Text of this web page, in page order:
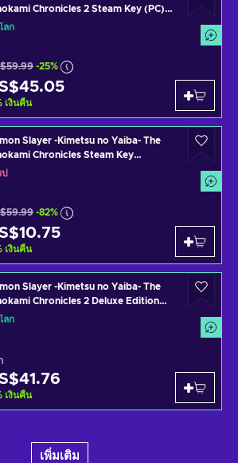
Chronicles 2 Steam Key (PC)
ลก
-25%
เงินคืน
Slayer -Kimetsu no Yaiba- The
Chronicles Steam Key
ป
-82%
เงินคืน
Slayer -Kimetsu no Yaiba- The
Chronicles 2 Deluxe Edition
Key (PC) GLOBAL
ลก
เงินคืน
เพิ่มเติม